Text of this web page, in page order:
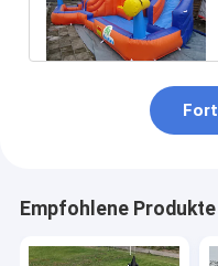
Empfohlene Produkte